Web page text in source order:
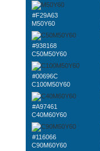
#F29A63
M50Y60
#938168
C50M50Y60
#00696C
C100M50Y60
#A97461
C40M60Y60
#116066
C90M60Y60